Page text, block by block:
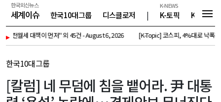
한국외신뉴스
세계이슈 한국10대그룹 디스클로저 |
K-NEWS
K-토픽 K-기업
▸책이 먼저" 외 45건 - August 6, 2026 [K-Topic] 코스피, 4%대로 낙폭확대 … 매도
한국10대그룹
[칼럼] 네 무덤에 침을 뱉어라. 尹 대통